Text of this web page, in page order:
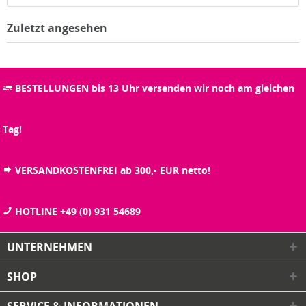
Zuletzt angesehen
BESTELLUNGEN bis 13 Uhr versenden wir noch am gleichen
Tag!
VERSANDKOSTENFREI ab 300,- EUR netto!
HOTLINE +49 (0) 931 54689
UNTERNEHMEN
SHOP